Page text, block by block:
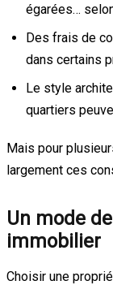
égarées…
Des frais de
dans certains
Le style
quartiers
Mais pour
largement ces
Un mode
immobilier
Choisir une